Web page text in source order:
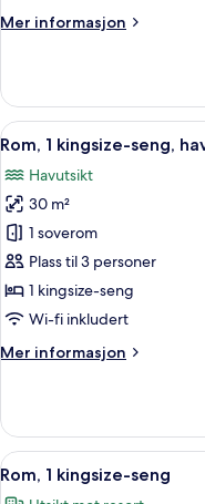
seng
Mer informasjon
Mer
–
standard,
1
seng
Åpne
alle
bildene
av
Rom,
1
kingsize-
seng,
11
Rom, 1 kingsize-seng,
Havutsikt
30 m²
1 soverom
Plass til 3 personer
1 kingsize-seng
Wi-fi inkludert
Mer informasjon
Mer
1
kingsize-
seng,
Åpne
alle
12
Rom, 1 kingsize-seng